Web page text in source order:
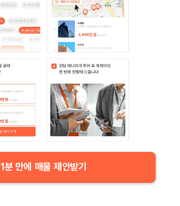
1분 만에 매물 제안받기